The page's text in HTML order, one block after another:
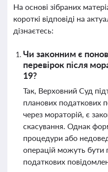
На основі зібраних
короткі відповіді на
дізнаєтесь:
Чи законним є
перевірок після
19?
Так, Верховний Суд
планових податкових
через мораторій, є
скасування. Однак
процедури або
операцій можуть бути
податкових